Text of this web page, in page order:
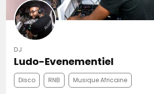
DJ
Ludo-Evenementiel
Disco RNB Musique Africaine